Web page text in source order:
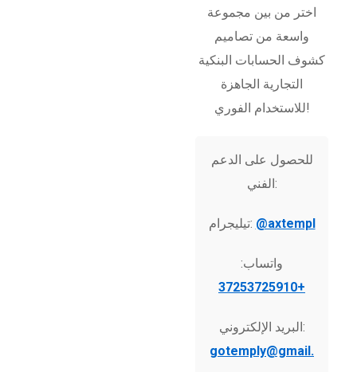
اختر من بين مجموعة
واسعة من تصاميم
كشوف الحسابات البنكية
التجارية الجاهزة
للاستخدام الفوري!
للحصول على الدعم
الفني:
تيليجرام: @axtempl
واتساب:
+37253725910
البريد الإلكتروني:
gotemply@gmail.